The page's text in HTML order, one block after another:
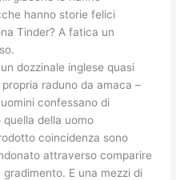
hanno storie felici
Tinder? A fatica un
dozzinale inglese quasi
raduno da amaca –
confessano di
della uomo
coincidenza sono
attraverso comparire
gradimento. E una mezzi di